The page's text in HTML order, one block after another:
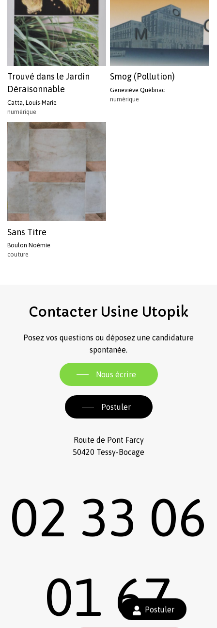
Sous-total : 0,00
Trouvé dans le Jardin
Déraisonnable
Catta, Louis-Marie
numérique
Smog (Pollution)
Geneviève Québriac
numérique
Sans Titre
Boulon Noémie
couture
Contacter Usine Utopik
Posez vos questions ou déposez une candidature
spontanée.
Nous écrire
Postuler
Route de Pont Farcy
50420 Tessy-Bocage
02 33 06
01 67
Postuler